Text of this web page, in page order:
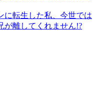
に転生した私、今世では
が離してくれません!?